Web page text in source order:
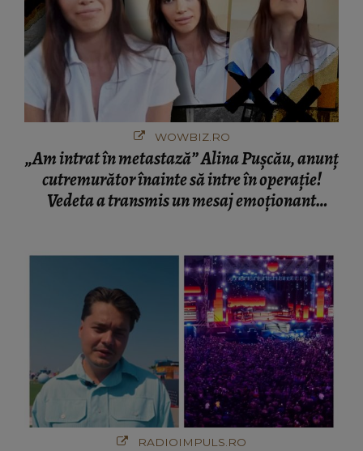
WOWBIZ.RO
„Am intrat în metastază” Alina Pușcău, anunț
cutremurător înainte să intre în operație!
Vedeta a transmis un mesaj emoționant
RADIOIMPULS.RO